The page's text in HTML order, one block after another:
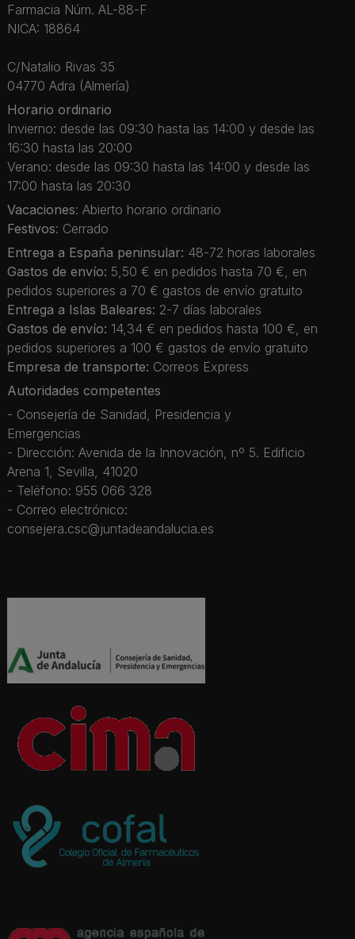
Farmacia Núm. AL-88-F
NICA: 18864
C/Natalio Rivas 35
04770 Adra (Almería)
Horario ordinario
Invierno: desde las 09:30 hasta las 14:00 y desde las
16:30 hasta las 20:00
Verano: desde las 09:30 hasta las 14:00 y desde las
17:00 hasta las 20:30
Vacaciones: Abierto horario ordinario
Festivos: Cerrado
Entrega a España peninsular: 48-72 horas laborales
Gastos de envío: 5,50 € en pedidos hasta 70 €, en
pedidos superiores a 70 € gastos de envío gratuito
Entrega a Islas Baleares: 2-7 días laborales
Gastos de envío: 14,34 € en pedidos hasta 100 €, en
pedidos superiores a 100 € gastos de envío gratuito
Empresa de transporte: Correos Express
Autoridades competentes
- Consejería de Sanidad, Presidencia y
Emergencias
- Dirección: Avenida de la Innovación, nº 5. Edificio
Arena 1, Sevilla, 41020
- Teléfono: 955 066 328
- Correo electrónico:
consejera.csc@juntadeandalucia.es